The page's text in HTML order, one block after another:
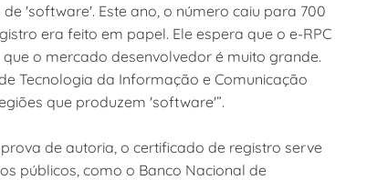
'software'. Este ano, o número caiu para 700
era feito em papel. Ele espera que o e-RPC
o mercado desenvolvedor é muito grande.
Tecnologia da Informação e Comunicação
que produzem 'software'”.
de autoria, o certificado de registro serve
públicos, como o Banco Nacional de